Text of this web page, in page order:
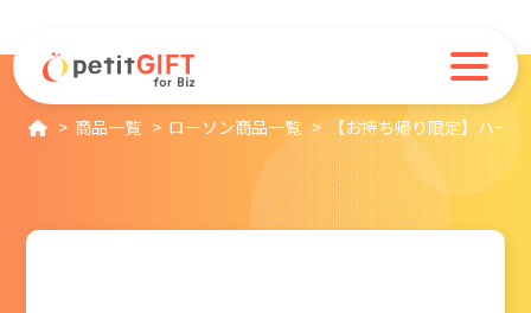
商品一覧 ローソン商品一覧 【お持ち帰り限定】ハー